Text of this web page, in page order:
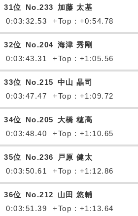
31位 No.233
加藤 太基
0:03:32.53
+Top : +0:54.78
32位 No.204 海津 秀剛
0:03:43.31
+Top : +1:05.56
33位 No.215 中山 晶司
0:03:47.47
+Top : +1:09.72
34位 No.205
大橋 穂高
0:03:48.40
+Top : +1:10.65
35位 No.236
戸原 健太
0:03:50.61
+Top : +1:12.86
36位 No.212
山田 悠輔
0:03:51.39
+Top : +1:13.64